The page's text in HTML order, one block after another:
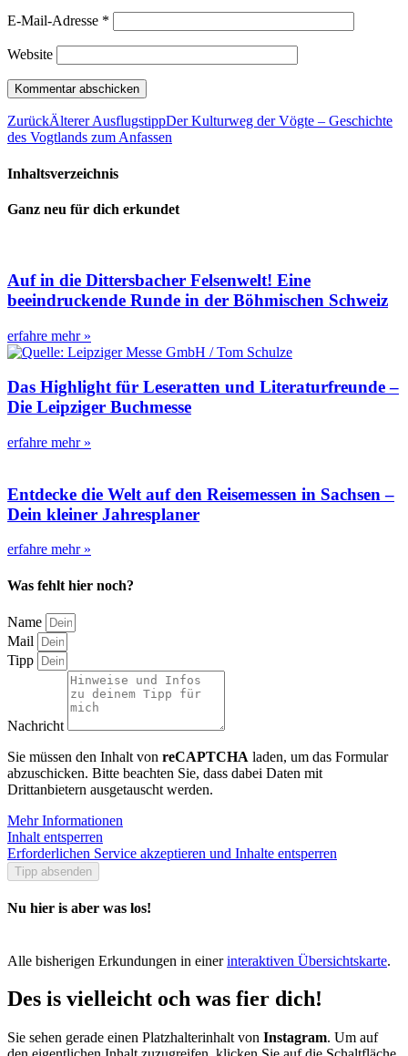
E-Mail-Adresse *
Website
ZurückÄlterer AusflugstippDer Kulturweg der Vögte – Geschichte
des Vogtlands zum Anfassen
Inhaltsverzeichnis
Ganz neu für dich erkundet
Auf in die Dittersbacher Felsenwelt! Eine
beeindruckende Runde in der Böhmischen Schweiz
erfahre mehr »
Das Highlight für Leseratten und Literaturfreunde –
Die Leipziger Buchmesse
erfahre mehr »
Entdecke die Welt auf den Reisemessen in Sachsen –
Dein kleiner Jahresplaner
erfahre mehr »
Was fehlt hier noch?
Name
Mail
Tipp
Nachricht
Sie müssen den Inhalt von reCAPTCHA laden, um das Formular
abzuschicken. Bitte beachten Sie, dass dabei Daten mit
Drittanbietern ausgetauscht werden.
Mehr Informationen
Inhalt entsperren
Erforderlichen Service akzeptieren und Inhalte entsperren
Tipp absenden
Nu hier is aber was los!
Alle bisherigen Erkundungen in einerinteraktiven Übersichtskarte.
Des is vielleicht och was fier dich!
Sie sehen gerade einen Platzhalterinhalt von Instagram. Um auf